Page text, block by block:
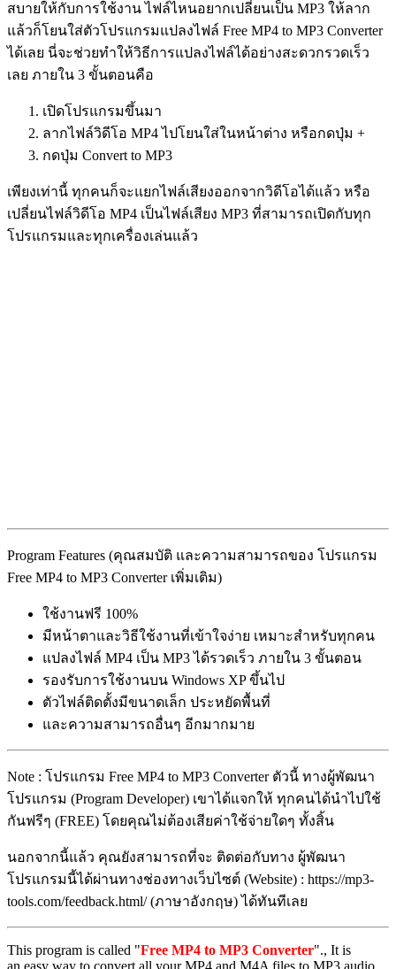
สบายให้กับการใช้งาน ไฟล์ไหนอยากเปลี่ยนเป็น MP3 ให้ลาก
แล้วก็โยนใส่ตัวโปรแกรมแปลงไฟล์ Free MP4 to MP3 Converter
ได้เลย นี่จะช่วยทำให้วิธีการแปลงไฟล์ได้อย่างสะดวกรวดเร็ว
เลย ภายใน 3 ขั้นตอนคือ
เปิดโปรแกรมขึ้นมา
ลากไฟล์วิดีโอ MP4 ไปโยนใส่ในหน้าต่าง หรือกดปุ่ม +
กดปุ่ม Convert to MP3
เพียงเท่านี้ ทุกคนก็จะแยกไฟล์เสียงออกจากวิดีโอได้แล้ว หรือ
เปลี่ยนไฟล์วิดีโอ MP4 เป็นไฟล์เสียง MP3 ที่สามารถเปิดกับทุก
โปรแกรมและทุกเครื่องเล่นแล้ว
Program Features (คุณสมบัติ และความสามารถของ โปรแกรม
Free MP4 to MP3 Converter เพิ่มเติม)
ใช้งานฟรี 100%
มีหน้าตาและวิธีใช้งานที่เข้าใจง่าย เหมาะสำหรับทุกคน
แปลงไฟล์ MP4 เป็น MP3 ได้รวดเร็ว ภายใน 3 ขั้นตอน
รองรับการใช้งานบน Windows XP ขึ้นไป
ตัวไฟล์ติดตั้งมีขนาดเล็ก ประหยัดพื้นที่
และความสามารถอื่นๆ อีกมากมาย
Note : โปรแกรม Free MP4 to MP3 Converter ตัวนี้ ทางผู้พัฒนา
โปรแกรม (Program Developer) เขาได้แจกให้ ทุกคนได้นำไปใช้
กันฟรีๆ (FREE) โดยคุณไม่ต้องเสียค่าใช้จ่ายใดๆ ทั้งสิ้น
นอกจากนี้แล้ว คุณยังสามารถที่จะ ติดต่อกับทาง ผู้พัฒนา
โปรแกรมนี้ได้ผ่านทางช่องทางเว็บไซต์ (Website) : https://mp3-
tools.com/feedback.html/ (ภาษาอังกฤษ) ได้ทันทีเลย
This program is called "Free MP4 to MP3 Converter"., It is